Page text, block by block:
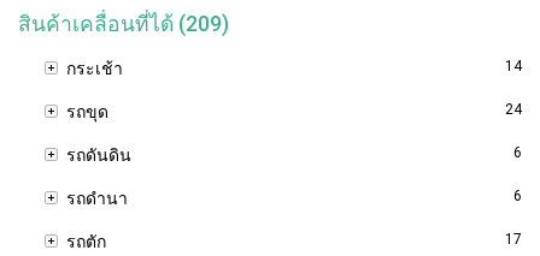
สินค้าเคลื่อนที่ได้ (209)
กระเช้า 14
รถขุด 24
รถดันดิน 6
รถดำนา 6
รถตัก 17